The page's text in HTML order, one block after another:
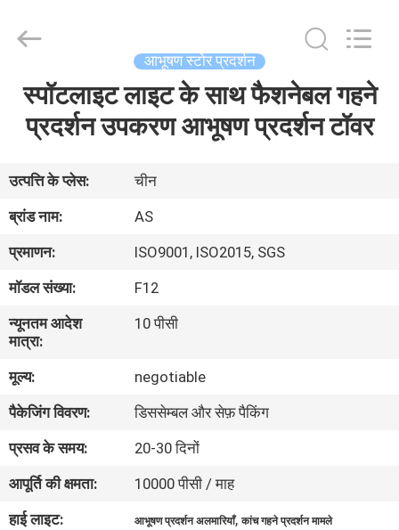
घर
वीडियो
हमारे
बारे
में
कारखाना
भ्रमण
गुणवत्ता
नियंत्रण
Ansheng
Display
Rights
Reserved.
आभूषण स्टोर प्रदर्शन
स्पॉटलाइट लाइट के साथ फैशनेबल गहने
प्रदर्शन उपकरण आभूषण प्रदर्शन टॉवर
उत्पत्ति के प्लेस:
चीन
ब्रांड नाम:
AS
प्रमाणन:
ISO9001, ISO2015, SGS
मॉडल संख्या:
F12
न्यूनतम आदेश
मात्रा:
10 पीसी
मूल्य:
negotiable
पैकेजिंग विवरण:
डिससेम्बल और सेफ़ पैकिंग
प्रसव के समय:
20-30 दिनों
आपूर्ति की क्षमता:
10000 पीसी / माह
हाई लाइट:
आभूषण प्रदर्शन अलमारियाँ,कांच गहने प्रदर्शन मामले